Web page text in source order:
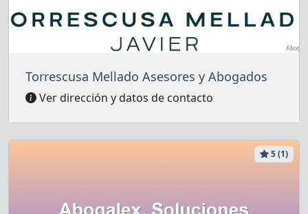
Torrescusa Mellado Asesores y Abogados
Ver dirección y datos de contacto
5 (1)